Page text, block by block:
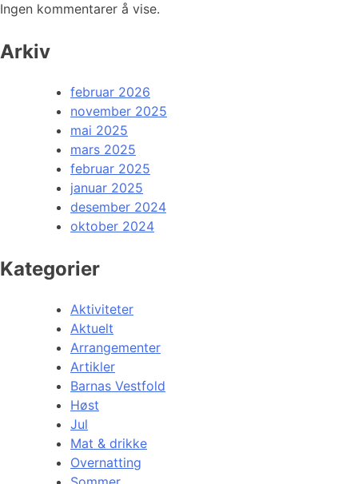
Ingen kommentarer å vise.
Arkiv
februar 2026
november 2025
mai 2025
mars 2025
februar 2025
januar 2025
desember 2024
oktober 2024
Kategorier
Aktiviteter
Aktuelt
Arrangementer
Artikler
Barnas Vestfold
Høst
Jul
Mat & drikke
Overnatting